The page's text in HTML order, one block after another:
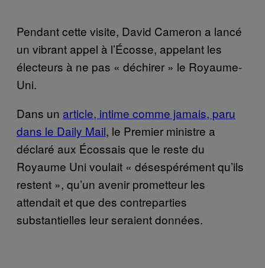
Pendant cette visite, David Cameron a lancé
un vibrant appel à l’Écosse, appelant les
électeurs à ne pas « déchirer » le Royaume-
Uni.
Dans un article, intime comme jamais, paru
dans le Daily Mail, le Premier ministre a
déclaré aux Écossais que le reste du
Royaume Uni voulait « désespérément qu’ils
restent », qu’un avenir prometteur les
attendait et que des contreparties
substantielles leur seraient données.